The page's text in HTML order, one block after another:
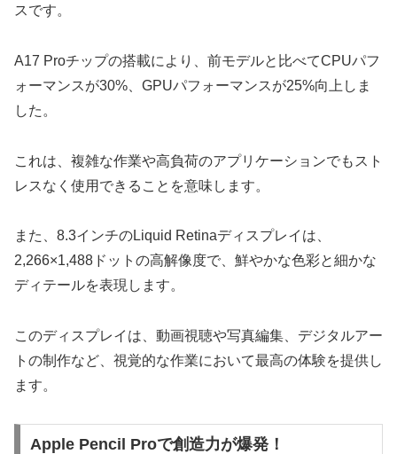
スです。
A17 Proチップの搭載により、前モデルと比べてCPUパフ
ォーマンスが30%、GPUパフォーマンスが25%向上しま
した。
これは、複雑な作業や高負荷のアプリケーションでもスト
レスなく使用できることを意味します。
また、8.3インチのLiquid Retinaディスプレイは、
2,266×1,488ドットの高解像度で、鮮やかな色彩と細かな
ディテールを表現します。
このディスプレイは、動画視聴や写真編集、デジタルアー
トの制作など、視覚的な作業において最高の体験を提供し
ます。
Apple Pencil Proで創造力が爆発！